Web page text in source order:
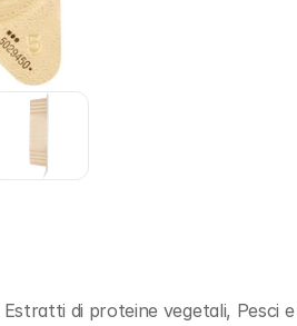
di proteine vegetali, Pesci